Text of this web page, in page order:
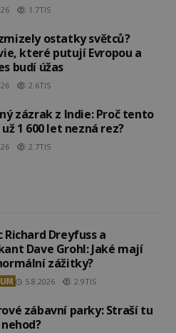
1.7TIS
ostatky světců?
které putují Evropou a
budí úžas
2.6TIS
zázrak z Indie: Proč tento
1 600 let nezná rez?
2.7TIS
Richard Dreyfuss a
Dave Grohl: Jaké mají
zážitky?
5.8.2026 2.9TIS
zábavní parky: Straší tu